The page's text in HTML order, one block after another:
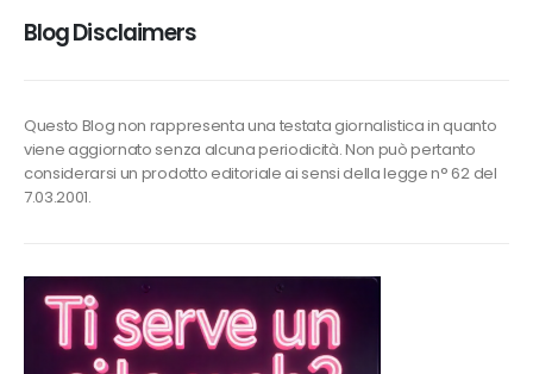
Blog Disclaimers
Questo Blog non rappresenta una testata giornalistica in quanto
viene aggiornato senza alcuna periodicità. Non può pertanto
considerarsi un prodotto editoriale ai sensi della legge n° 62 del
7.03.2001.